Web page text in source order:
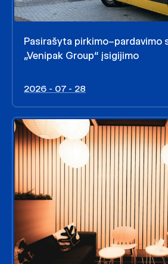
Pasirašyta pirkimo–pardavimo
„Venipak Group“ įsigijimo
2026 - 07 - 28